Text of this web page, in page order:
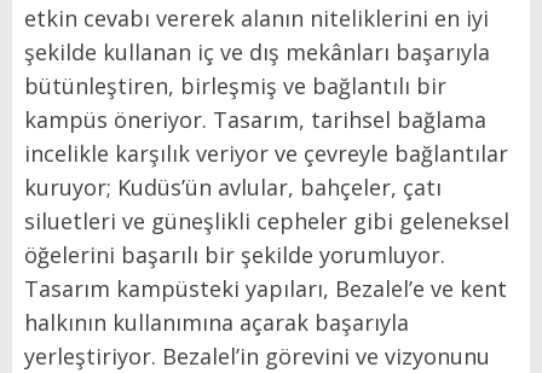
etkin cevabı vererek alanın niteliklerini en iyi
şekilde kullanan iç ve dış mekânları başarıyla
bütünleştiren, birleşmiş ve bağlantılı bir
kampüs öneriyor. Tasarım, tarihsel bağlama
incelikle karşılık veriyor ve çevreyle bağlantılar
kuruyor; Kudüs’ün avlular, bahçeler, çatı
siluetleri ve güneşlikli cepheler gibi geleneksel
öğelerini başarılı bir şekilde yorumluyor.
Tasarım kampüsteki yapıları, Bezalel’e ve kent
halkının kullanımına açarak başarıyla
yerleştiriyor. Bezalel’in görevini ve vizyonunu